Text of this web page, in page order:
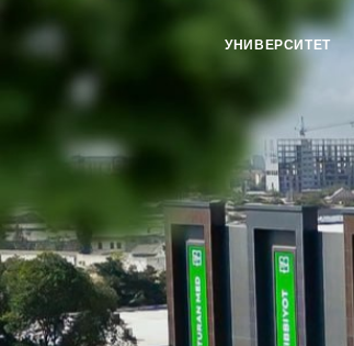
УНИВЕРСИТЕТ